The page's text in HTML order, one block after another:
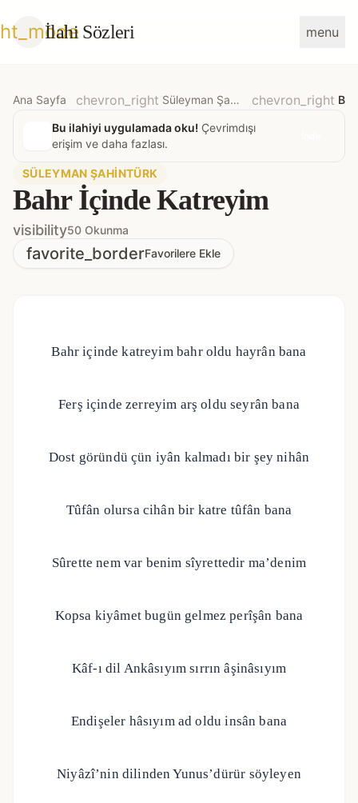
İlahi Sözleri menu
Ana Sayfa chevron_right Süleyman Şahintürk chevron_right
Bu ilahiyi uygulamada oku! Çevrimdışı
erişim ve daha fazlası.
SÜLEYMAN ŞAHINTÜRK
Bahr İçinde Katreyim
visibility50 Okunma
favorite_borderFavorilere Ekle
Bahr içinde katreyim bahr oldu hayrân bana
Ferş içinde zerreyim arş oldu seyrân bana
Dost göründü çün iyân kalmadı bir şey nihân
Tûfân olursa cihân bir katre tûfân bana
Sûrette nem var benim sîyrettedir ma’denim
Kopsa kiyâmet bugün gelmez perîşân bana
Kâf-ı dil Ankâsıyım sırrın âşinâsıyım
Endişeler hâsıyım ad oldu insân bana
Niyâzî’nin dilinden Yunus’dürür söyleyen